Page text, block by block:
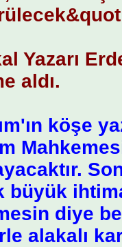
Yazarı
aldı.
köşe
büyük
diye
alakalı